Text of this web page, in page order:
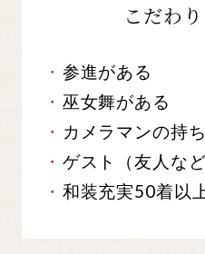
こだわ
参進がある
巫女舞がある
カメラマンの持
ゲスト（友人な
和装充実50着以